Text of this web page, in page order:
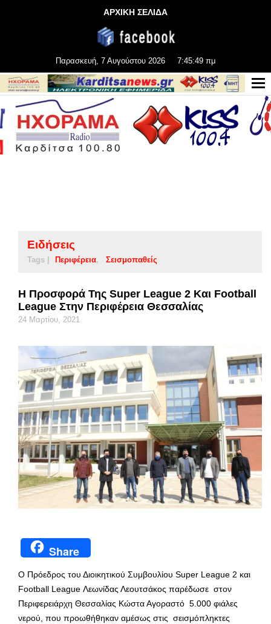
ΑΡΧΙΚΗ ΣΕΛΙΔΑ
Παρασκευή, 7 Αυγούστου 2026 7:45:50 πμ
Ειδήσεις
Tags | Περιφέρεια Σεισμοπαθείς
Η Προσφορά Της Super League 2 Και Football
League Στην Περιφέρεια Θεσσαλίας
24 Μαρτίου, 2021
Share
Ο Πρόεδρος του Διοικητικού Συμβουλίου Super League 2 και
Football League Λεωνίδας Λεουτσάκος παρέδωσε στον
Περιφερειάρχη Θεσσαλίας Κώστα Αγοραστό 5.000 φιάλες
νερού, που προωθήθηκαν αμέσως στις σεισμόπληκτες